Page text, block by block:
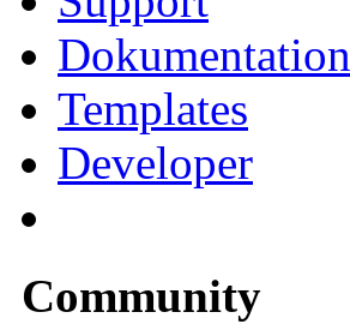
Dokumentation
Templates
Developer
Community